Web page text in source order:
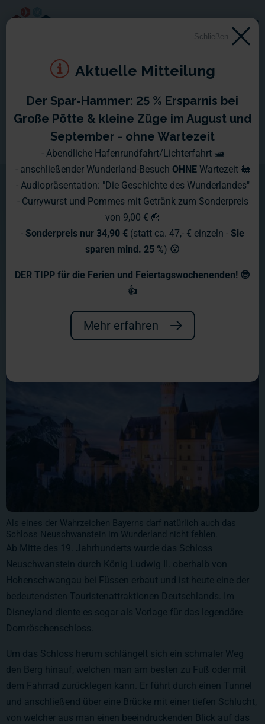
Schloss Neuschwanstein
Wie im Bilderbuch thront das Schloss
Neuschwanstein auf einem
Hochplateau inmitten des
wunderschönen Alpenpanoramas
Bayerns. Die Besucher können den
kompletten Eigenbau im Wunderland
von allen Seiten begutachten.
Als eines der Wahrzeichen Bayerns darf natürlich auch das
Schloss Neuschwanstein im Wunderland nicht fehlen.
Ab Mitte des 19. Jahrhunderts wurde das Schloss
Neuschwanstein durch König Ludwig II. oberhalb von
Hohenschwangau bei Füssen erbaut und ist heute eine der
bedeutendsten Touristenattraktionen Deutschlands. Im
Disneyland diente es sogar als Vorlage für das legendäre
Dornröschenschloss.
Um das Schloss herum schlängelt sich ein schmaler Weg
den Berg hinauf, welchen man am besten zu Fuß oder mit
dem Fahrrad zurücklegen kann. Er führt durch einen Tunnel
und anschließend über eine Brücke mit einer tiefen Schlucht,
von welcher aus man einen beeindruckenden Blick auf das
Schließen
Aktuelle Mitteilung
Der Spar-Hammer: 25 % Ersparnis bei
Große Pötte & kleine Züge im August und
September - ohne Wartezeit
- Abendliche Hafenrundfahrt/Lichterfahrt 🛥️
- anschließender Wunderland-Besuch OHNE Wartezeit 🚂
- Audiopräsentation: "Die Geschichte des Wunderlandes"
- Currywurst und Pommes mit Getränk zum Sonderpreis
von 9,00 € 🍟
- Sonderpreis nur 34,90 € (statt ca. 47,- € einzeln - Sie
sparen mind. 25 %) 😮
DER TIPP für die Ferien und Feiertagswochenenden! 😎
👍
Mehr erfahren